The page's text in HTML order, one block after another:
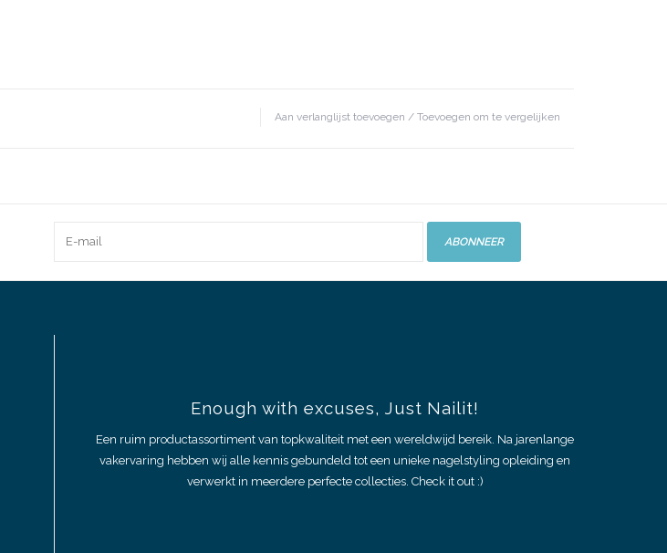
VeiligheidsinformatieAan verlanglijst toevoegen / Toevoegen om te vergelijken
ABONNEER
Enough with excuses, Just Nailit!
Een ruim productassortiment van topkwaliteit met een wereldwijd bereik. Na jarenlange
vakervaring hebben wij alle kennis gebundeld tot een unieke nagelstyling opleiding en
verwerkt in meerdere perfecte collecties. Check it out :)